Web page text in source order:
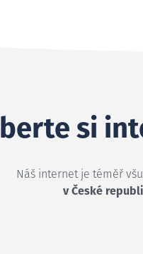
si
Náš internet je téměř
v České